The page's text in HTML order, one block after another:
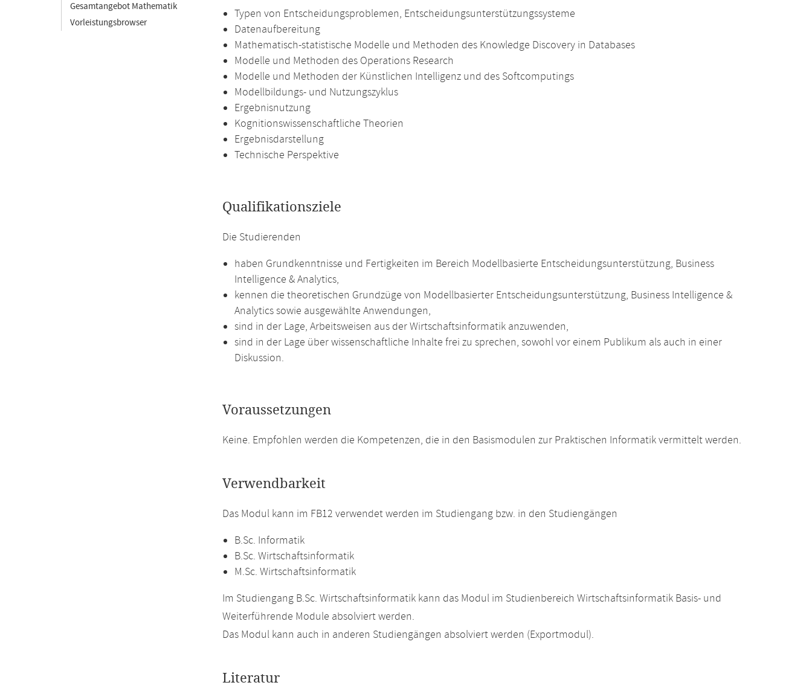
Gesamtangebot Mathematik
Vorleistungsbrowser
Typen von Entscheidungsproblemen, Entscheidungsunterstützungssysteme
Datenaufbereitung
Mathematisch-statistische Modelle und Methoden des Knowledge Discovery in Databases
Modelle und Methoden des Operations Research
Modelle und Methoden der Künstlichen Intelligenz und des Softcomputings
Modellbildungs- und Nutzungszyklus
Ergebnisnutzung
Kognitionswissenschaftliche Theorien
Ergebnisdarstellung
Technische Perspektive
Qualifikationsziele
Die Studierenden
haben Grundkenntnisse und Fertigkeiten im Bereich Modellbasierte Entscheidungsunterstützung, Business
Intelligence & Analytics,
kennen die theoretischen Grundzüge von Modellbasierter Entscheidungsunterstützung, Business Intelligence &
Analytics sowie ausgewählte Anwendungen,
sind in der Lage, Arbeitsweisen aus der Wirtschaftsinformatik anzuwenden,
sind in der Lage über wissenschaftliche Inhalte frei zu sprechen, sowohl vor einem Publikum als auch in einer
Diskussion.
Voraussetzungen
Keine. Empfohlen werden die Kompetenzen, die in den Basismodulen zur Praktischen Informatik vermittelt werden.
Verwendbarkeit
Das Modul kann im FB12 verwendet werden im Studiengang bzw. in den Studiengängen
B.Sc. Informatik
B.Sc. Wirtschaftsinformatik
M.Sc. Wirtschaftsinformatik
Im Studiengang B.Sc. Wirtschaftsinformatik kann das Modul im Studienbereich Wirtschaftsinformatik Basis- und
Weiterführende Module absolviert werden.
Das Modul kann auch in anderen Studiengängen absolviert werden (Exportmodul).
Literatur